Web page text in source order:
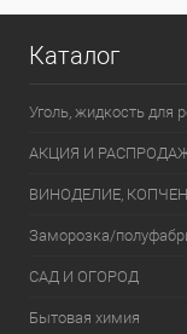
Каталог
Уголь, жидкость для
АКЦИЯ И
ВИНОДЕЛИЕ,
Заморозка/
САД И ОГОРОД
Бытовая химия